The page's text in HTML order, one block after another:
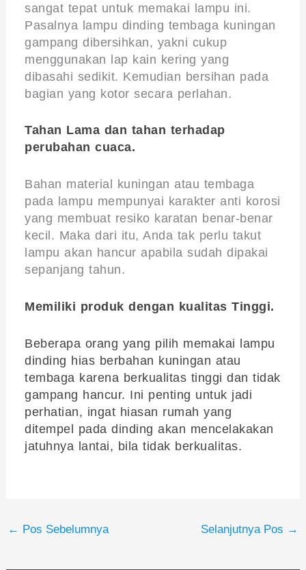
sangat tepat untuk memakai lampu ini.
Pasalnya lampu dinding tembaga kuningan
gampang dibersihkan, yakni cukup
menggunakan lap kain kering yang
dibasahi sedikit. Kemudian bersihan pada
bagian yang kotor secara perlahan.
Tahan Lama dan tahan terhadap
perubahan cuaca.
Bahan material kuningan atau tembaga
pada lampu mempunyai karakter anti korosi
yang membuat resiko karatan benar-benar
kecil. Maka dari itu, Anda tak perlu takut
lampu akan hancur apabila sudah dipakai
sepanjang tahun.
Memiliki produk dengan kualitas Tinggi.
Beberapa orang yang pilih memakai lampu
dinding hias berbahan kuningan atau
tembaga karena berkualitas tinggi dan tidak
gampang hancur. Ini penting untuk jadi
perhatian, ingat hiasan rumah yang
ditempel pada dinding akan mencelakakan
jatuhnya lantai, bila tidak berkualitas.
← Pos Sebelumnya Selanjutnya Pos →